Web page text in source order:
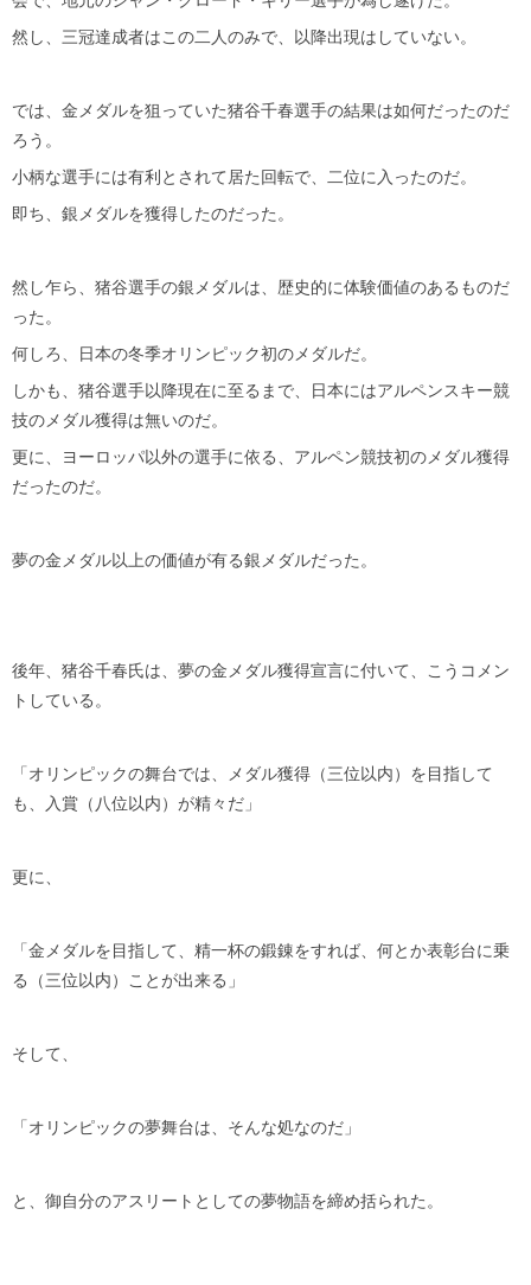
然し、三冠達成者はこの二人のみで、以降出現はしていない。
では、金メダルを狙っていた猪谷千春選手の結果は如何だったのだ
ろう。
小柄な選手には有利とされて居た回転で、二位に入ったのだ。
即ち、銀メダルを獲得したのだった。
然し乍ら、猪谷選手の銀メダルは、歴史的に体験価値のあるものだ
った。
何しろ、日本の冬季オリンピック初のメダルだ。
しかも、猪谷選手以降現在に至るまで、日本にはアルペンスキー競
技のメダル獲得は無いのだ。
更に、ヨーロッパ以外の選手に依る、アルペン競技初のメダル獲得
だったのだ。
夢の金メダル以上の価値が有る銀メダルだった。
後年、猪谷千春氏は、夢の金メダル獲得宣言に付いて、こうコメン
トしている。
「オリンピックの舞台では、メダル獲得（三位以内）を目指して
も、入賞（八位以内）が精々だ」
更に、
「金メダルを目指して、精一杯の鍛錬をすれば、何とか表彰台に乗
る（三位以内）ことが出来る」
そして、
「オリンピックの夢舞台は、そんな処なのだ」
と、御自分のアスリートとしての夢物語を締め括られた。